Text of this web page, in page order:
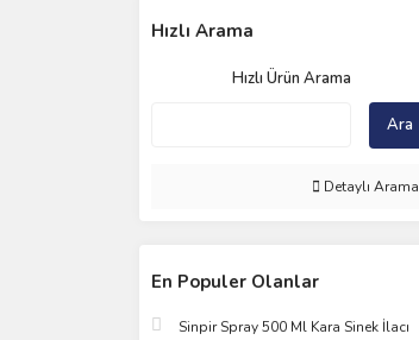
Hızlı Arama
Hızlı Ürün Arama
Ara
Detaylı Arama
En Populer Olanlar
Sinpir Spray 500 Ml Kara Sinek İlacı